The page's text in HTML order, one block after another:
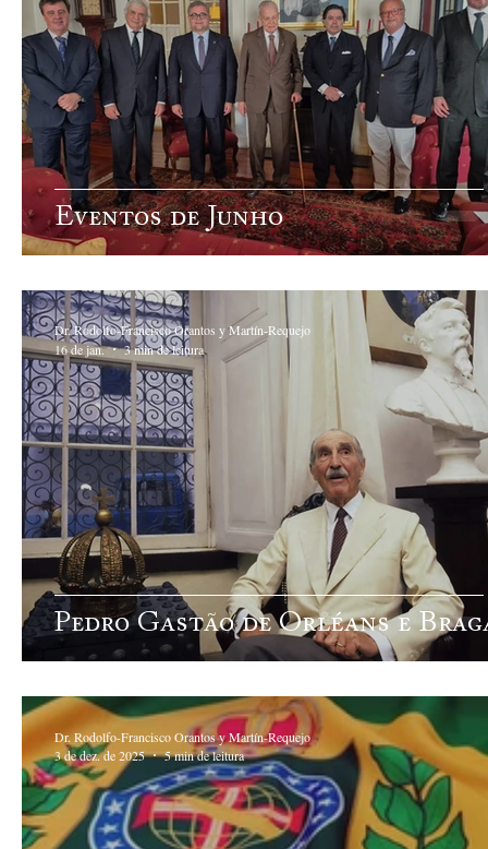
Eventos de Junho
Pedro Gastão de Orléans e
Dr. Rodolfo-Francisco Orantos y Martín-Requejo
16 de jan.
3 min de leitura
Dr. Rodolfo-Francisco Orantos y Martín-Requejo
3 de dez. de 2025
5 min de leitura